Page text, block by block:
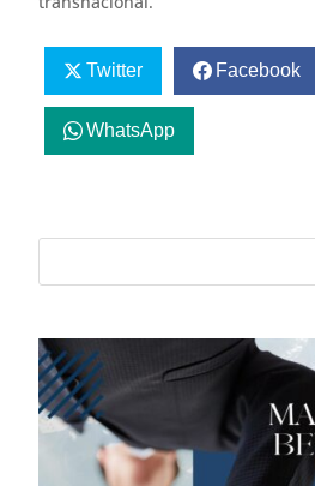
Twitter Facebook
WhatsApp